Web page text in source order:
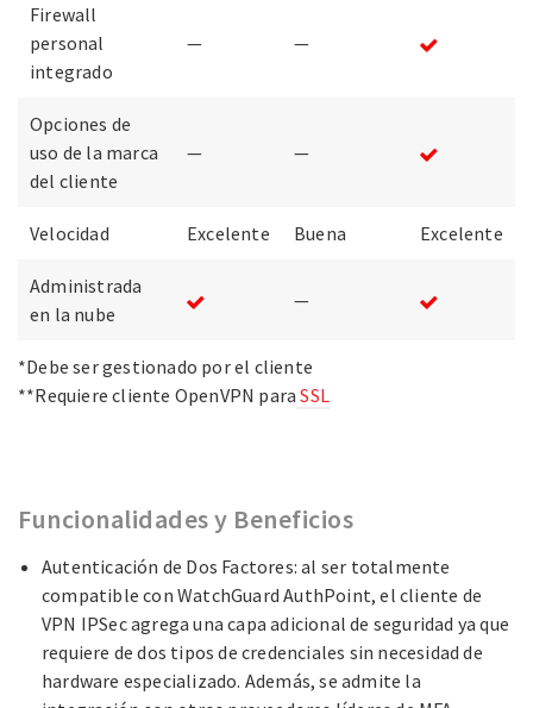
Firewall
personal
integrado
— —
Opciones de
uso de la marca
del cliente
— —
Velocidad Excelente Buena Excelente
Administrada
en la nube
—
*Debe ser gestionado por el cliente
**Requiere cliente OpenVPN para SSL
Funcionalidades y Beneficios
Autenticación de Dos Factores: al ser totalmente
compatible con WatchGuard AuthPoint, el cliente de
VPN IPSec agrega unacapa adicional de seguridad ya que
requiere de dos tipos de credenciales sin necesidad de
hardware especializado. Además,se admite la